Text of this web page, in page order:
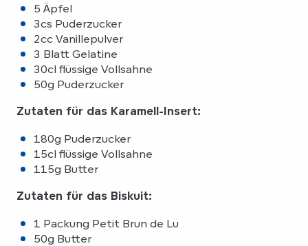
5 Äpfel
3cs Puderzucker
2cc Vanillepulver
3 Blatt Gelatine
30cl flüssige Vollsahne
50g Puderzucker
Zutaten für das Karamell-Insert:
180g Puderzucker
15cl flüssige Vollsahne
115g Butter
Zutaten für das Biskuit:
1 Packung Petit Brun de Lu
50g Butter